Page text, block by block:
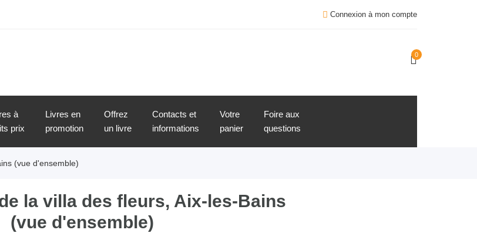
Connexion à mon compte
0
à
prix
Livres en
promotion
Offrez
un livre
Contacts et
informations
Votre
panier
Foire aux
questions
(vue d'ensemble)
la villa des fleurs, Aix-les-Bains
(vue d'ensemble)